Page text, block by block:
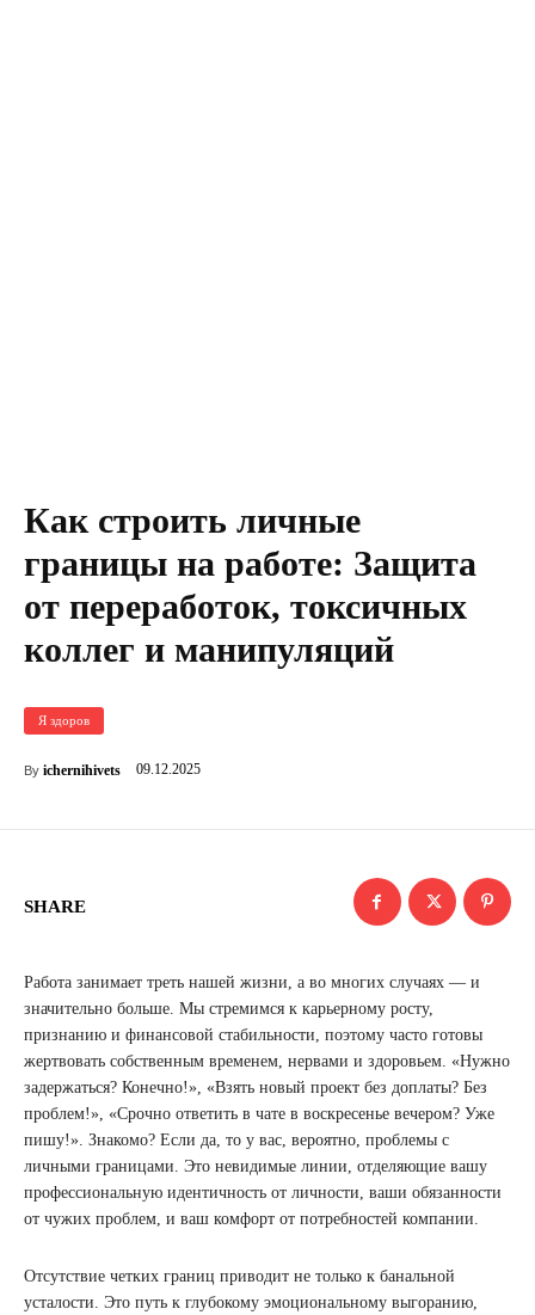
Как строить личные
границы на работе: Защита
от переработок, токсичных
коллег и манипуляций
Я здоров
By ichernihivets 09.12.2025
SHARE
Работа занимает треть нашей жизни, а во многих случаях — и
значительно больше. Мы стремимся к карьерному росту,
признанию и финансовой стабильности, поэтому часто готовы
жертвовать собственным временем, нервами и здоровьем. «Нужно
задержаться? Конечно!», «Взять новый проект без доплаты? Без
проблем!», «Срочно ответить в чате в воскресенье вечером? Уже
пишу!». Знакомо? Если да, то у вас, вероятно, проблемы с
личными границами. Это невидимые линии, отделяющие вашу
профессиональную идентичность от личности, ваши обязанности
от чужих проблем, и ваш комфорт от потребностей компании.
Отсутствие четких границ приводит не только к банальной
усталости. Это путь к глубокому эмоциональному выгоранию,